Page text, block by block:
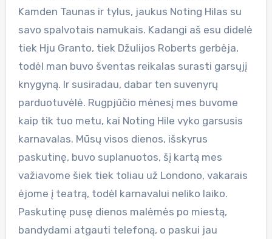
Kamden Taunas ir tylus, jaukus Noting Hilas su
savo spalvotais namukais. Kadangi aš esu didelė
tiek Hju Granto, tiek Džulijos Roberts gerbėja,
todėl man buvo šventas reikalas surasti garsųjį
knygyną. Ir susiradau, dabar ten suvenyrų
parduotuvėlė. Rugpjūčio mėnesį mes buvome
kaip tik tuo metu, kai Noting Hile vyko garsusis
karnavalas. Mūsų visos dienos, išskyrus
paskutinę, buvo suplanuotos, šį kartą mes
važiavome šiek tiek toliau už Londono, vakarais
ėjome į teatrą, todėl karnavalui neliko laiko.
Paskutinę pusę dienos malėmės po miestą,
bandydami atgauti telefoną, o paskui jau